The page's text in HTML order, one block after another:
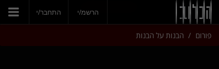
הצטרפי עכשיו
הרשמ/י התחבר/י
פורום הבנות על הבנות